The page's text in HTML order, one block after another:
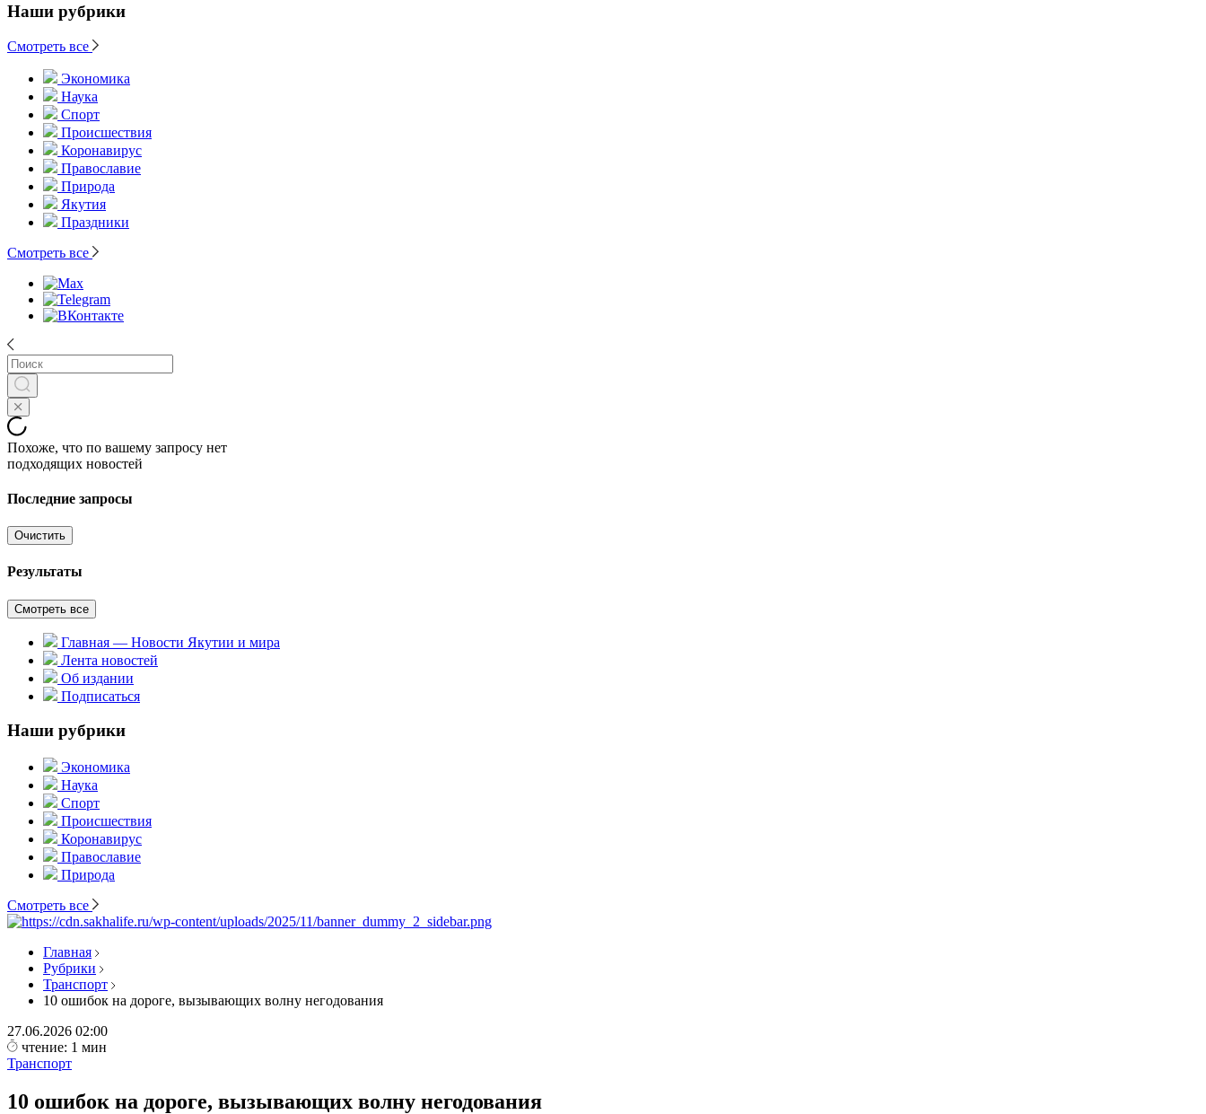
Наши рубрики
Смотреть все
Экономика
Наука
Спорт
Происшествия
Коронавирус
Православие
Природа
Якутия
Праздники
Смотреть все
Похоже, что по вашему запросу нет
подходящих новостей
Последние запросы
Очистить
Результаты
Смотреть все
Главная — Новости Якутии и мира
Лента новостей
Об издании
Подписаться
Наши рубрики
Экономика
Наука
Спорт
Происшествия
Коронавирус
Православие
Природа
Смотреть все
Главная
Рубрики
Транспорт
10 ошибок на дороге, вызывающих волну негодования
27.06.2026 02:00
чтение: 1 мин
Транспорт
10 ошибок на дороге, вызывающих волну негодования